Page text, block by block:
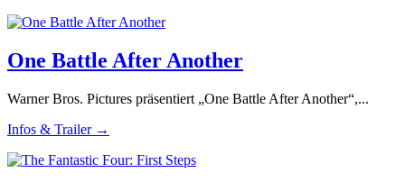
One Battle After Another
Warner Bros. Pictures präsentiert „One Battle After Another“,...
Infos & Trailer →